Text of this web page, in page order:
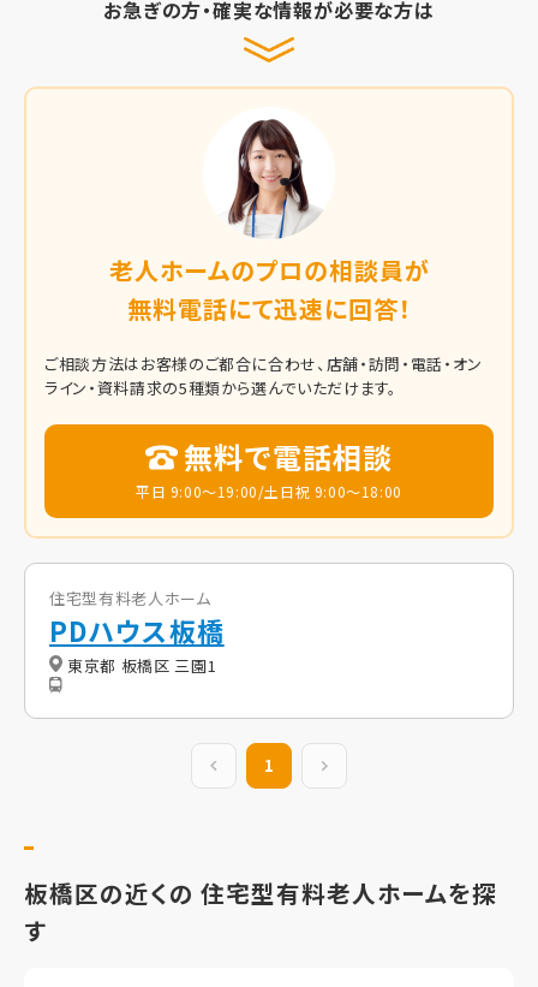
お急ぎの方・確実な情報が必要な方は
老人ホームのプロの相談員が
無料電話にて迅速に回答！
ご相談方法はお客様のご都合に合わせ、店舗・訪問・電話・オン
ライン・資料請求の5種類から選んでいただけます。
無料で電話相談
平日 9:00～19:00/土日祝 9:00～18:00
住宅型有料老人ホーム
PDハウス板橋
東京都 板橋区 三園1
前の20件
1
板橋区の近くの 住宅型有料老人ホームを探
す